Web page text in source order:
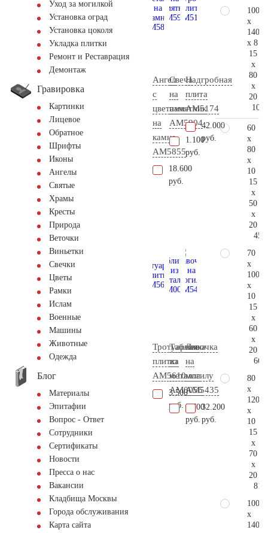
Уход за могилкой
Установка оград
Установка цоколя
Укладка плитки
Ремонт и Реставрация
Демонтаж
Гравировка
Картинки
Лицевое
Обратное
Шрифты
Иконы
Ангелы
Святые
Храмы
Кресты
Природа
Веточки
Виньетки
Свечки
Цветы
Рамки
Ислам
Военные
Машины
Животные
Одежда
Блог
Материалы
Эпитафии
Вопрос - Ответ
Сотрудники
Сертификаты
Новости
Пресса о нас
Вакансии
Кладбища Москвы
Города обслуживания
Карта сайта
Ангел
с
цветами
на
камне
AM5855
18.600
руб.
Свеча
на
памятник
AM5904
1.100
руб.
Надгробная
плита
AM5174
42.000
руб.
Тротуарная
плитка
AM5610
3.500
руб.
Табличка
из
металла
AM0056
3.700
руб.
Лавочка
на
могилу
AM5435
32.200
руб.
100
x
140
x 8
15
x
80
x
20
60
x
80
x
10
15
x
50
x
20
70
x
100
x
10
15
x
60
x
20
80
x
120
x
10
15
x
70
x
20
100
x
140